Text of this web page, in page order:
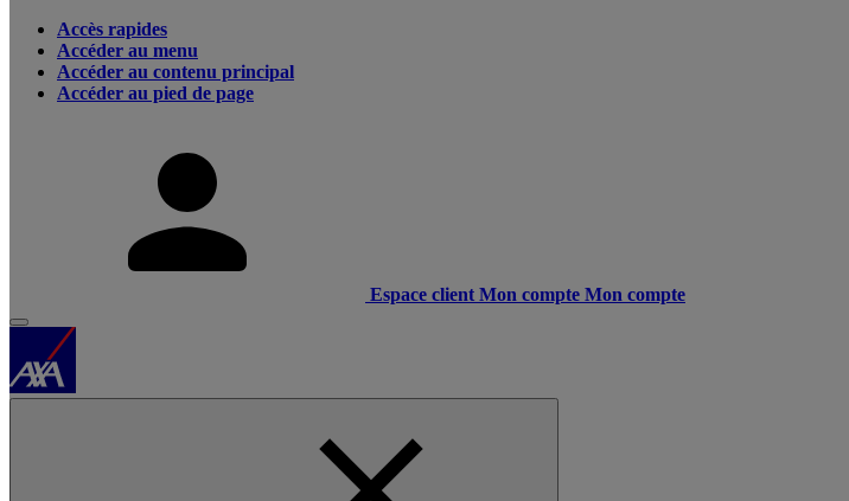
Accès rapides
Accéder au menu
Accéder au contenu principal
Accéder au pied de page
Espace client Mon compte Mon compte